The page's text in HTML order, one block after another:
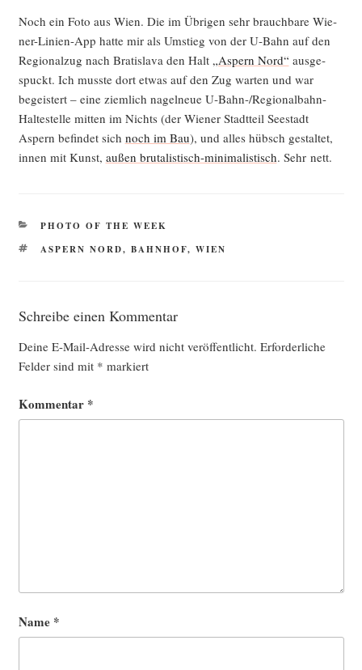
Noch ein Foto aus Wien. Die im Übri­gen sehr brauch­ba­re Wie­
ner-Lini­en-App hat­te mir als Umstieg von der U‑Bahn auf den
Regio­nal­zug nach Bra­tis­la­va den Halt „Aspern Nord“ aus­ge­
spuckt. Ich muss­te dort etwas auf den Zug war­ten und war
begeis­tert – eine ziem­lich nagel­neue U‑Bahn-/Re­gio­nal­bahn-
Hal­te­stel­le mit­ten im Nichts (der Wie­ner Stadt­teil See­stadt
Aspern befin­det sich noch im Bau), und alles hübsch gestal­tet,
innen mit Kunst, außen bru­ta­lis­tisch-mini­ma­lis­tisch. Sehr nett.
KATEGORIEN
PHOTO OF THE WEEK
SCHLAGWÖRTER
ASPERN NORD, BAHNHOF, WIEN
Schreibe einen Kommentar
Deine E-Mail-Adresse wird nicht veröffentlicht. Erforderliche
Felder sind mit * markiert
Kommentar *
Name *